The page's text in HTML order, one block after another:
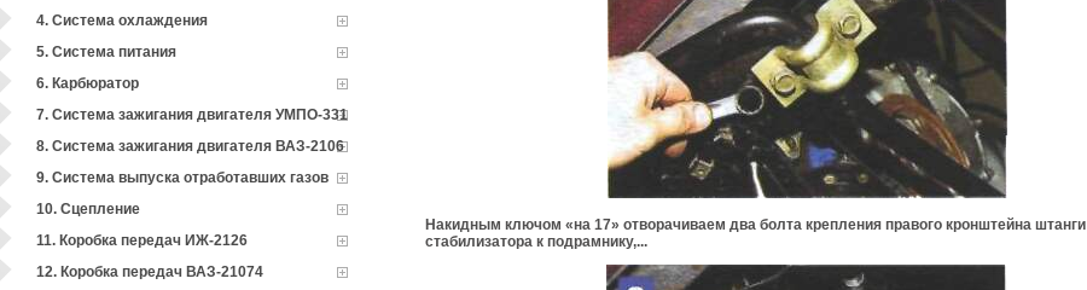
4. Система охлаждения
5. Система питания
6. Карбюратор
7. Система зажигания двигателя УМПО-331
8. Система зажигания двигателя ВАЗ-2106
9. Система выпуска отработавших газов
10. Сцепление
11. Коробка передач ИЖ-2126
12. Коробка передач ВАЗ-21074
Накидным ключом «на 17» отворачиваем два болта крепления правого кронштейна штанги
стабилизатора к подрамнику,...